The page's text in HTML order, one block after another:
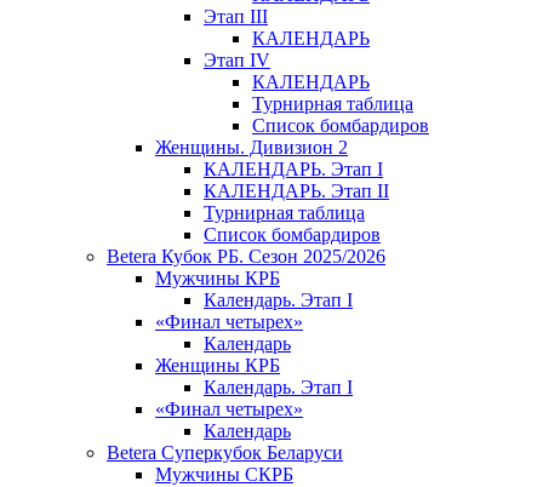
Этап III
КАЛЕНДАРЬ
Этап IV
КАЛЕНДАРЬ
Турнирная таблица
Список бомбардиров
Женщины. Дивизион 2
КАЛЕНДАРЬ. Этап I
КАЛЕНДАРЬ. Этап II
Турнирная таблица
Список бомбардиров
Betera Кубок РБ. Сезон 2025/2026
Мужчины КРБ
Календарь. Этап I
«Финал четырех»
Календарь
Женщины КРБ
Календарь. Этап I
«Финал четырех»
Календарь
Betera Суперкубок Беларуси
Мужчины СКРБ